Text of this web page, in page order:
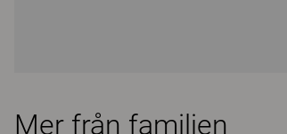
Mer från familjen